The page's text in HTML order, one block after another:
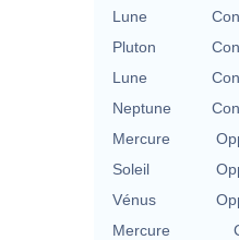
Lune
Pluton
Lune
Neptune
Mercure
Soleil
Vénus
Mercure